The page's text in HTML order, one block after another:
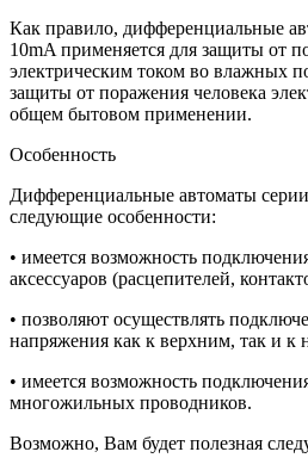
Как правило, дифференциальные
10mA применяется для защиты от
электрическим током во влажных
защиты от поражения человека
общем бытовом применении.
Особенность
Дифференциальные автоматы
следующие особенности:
• имеется возможность
аксессуаров (расцепителей,
• позволяют осуществлять
напряжения как к верхним, так и
• имеется возможность
многожильных проводников.
Возможно, Вам будет полезная